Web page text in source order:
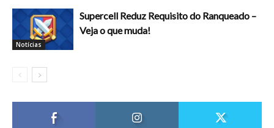
Notícias
Supercell Reduz Requisito do Ranqueado –
Veja o que muda!